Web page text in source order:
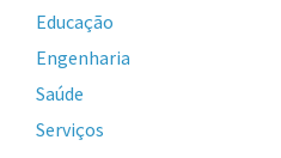
Educação
Engenharia
Saúde
Serviços